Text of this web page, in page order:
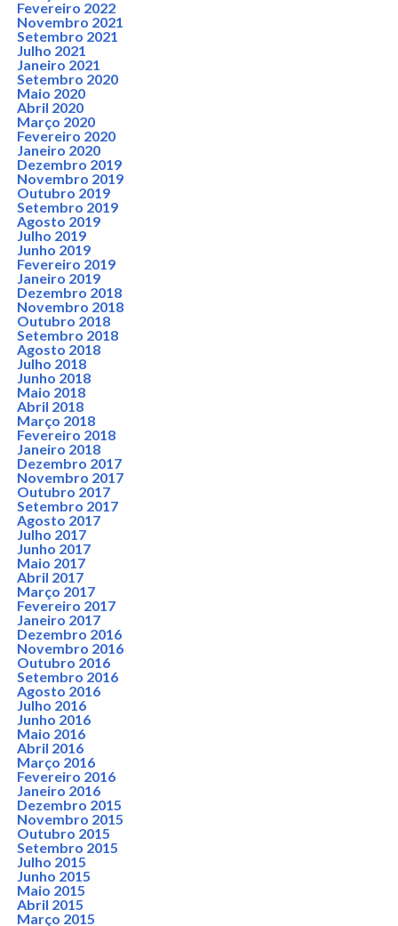
Fevereiro 2022
Novembro 2021
Setembro 2021
Julho 2021
Janeiro 2021
Setembro 2020
Maio 2020
Abril 2020
Março 2020
Fevereiro 2020
Janeiro 2020
Dezembro 2019
Novembro 2019
Outubro 2019
Setembro 2019
Agosto 2019
Julho 2019
Junho 2019
Fevereiro 2019
Janeiro 2019
Dezembro 2018
Novembro 2018
Outubro 2018
Setembro 2018
Agosto 2018
Julho 2018
Junho 2018
Maio 2018
Abril 2018
Março 2018
Fevereiro 2018
Janeiro 2018
Dezembro 2017
Novembro 2017
Outubro 2017
Setembro 2017
Agosto 2017
Julho 2017
Junho 2017
Maio 2017
Abril 2017
Março 2017
Fevereiro 2017
Janeiro 2017
Dezembro 2016
Novembro 2016
Outubro 2016
Setembro 2016
Agosto 2016
Julho 2016
Junho 2016
Maio 2016
Abril 2016
Março 2016
Fevereiro 2016
Janeiro 2016
Dezembro 2015
Novembro 2015
Outubro 2015
Setembro 2015
Julho 2015
Junho 2015
Maio 2015
Abril 2015
Março 2015